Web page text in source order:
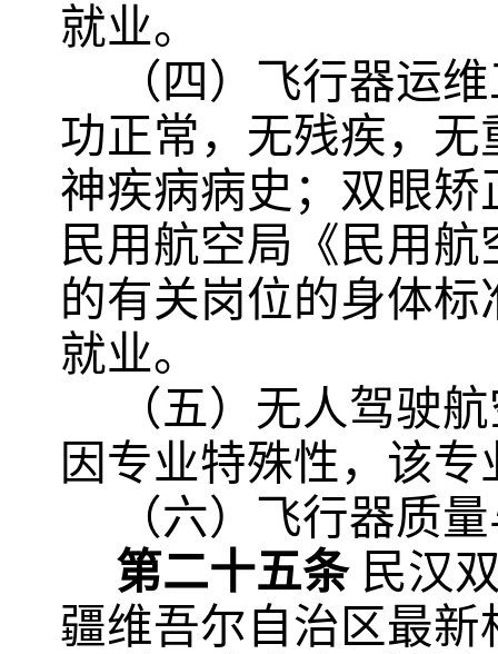
就业。
（四）飞行器运
功正常，无残疾，
神疾病病史；双眼矫
民用航空局《民用
的有关岗位的身体
就业。
（五）无人驾驶
因专业特殊性，该
（六）飞行器质
第二十五条 民汉
疆维吾尔自治区最新